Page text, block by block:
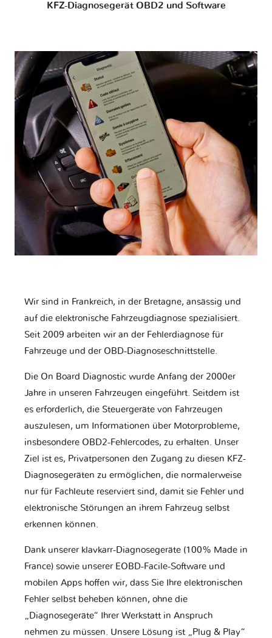
KFZ-Diagnosegerät OBD2 und Software
Wir sind in Frankreich, in der Bretagne, ansässig und
auf die elektronische Fahrzeugdiagnose spezialisiert.
Seit 2009 arbeiten wir an der Fehlerdiagnose für
Fahrzeuge und der OBD-Diagnoseschnittstelle.
Die On Board Diagnostic wurde Anfang der 2000er
Jahre in unseren Fahrzeugen eingeführt. Seitdem ist
es erforderlich, die Steuergeräte von Fahrzeugen
auszulesen, um Informationen über Motorprobleme,
insbesondere OBD2-Fehlercodes, zu erhalten. Unser
Ziel ist es, Privatpersonen den Zugang zu diesen KFZ-
Diagnosegeräten zu ermöglichen, die normalerweise
nur für Fachleute reserviert sind, damit sie Fehler und
elektronische Störungen an ihrem Fahrzeug selbst
erkennen können.
Dank unserer klavkarr-Diagnosegeräte (100% Made in
France) sowie unserer EOBD-Facile-Software und
mobilen Apps hoffen wir, dass Sie Ihre elektronischen
Fehler selbst beheben können, ohne die
„Diagnosegeräte“ Ihrer Werkstatt in Anspruch
nehmen zu müssen. Unsere Lösung ist „Plug & Play“